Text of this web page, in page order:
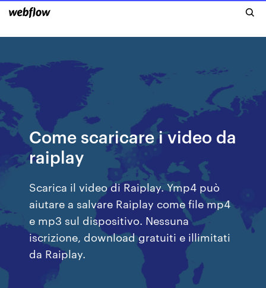
Come scaricare i video da
raiplay
Scarica il video di Raiplay. Ymp4 può
aiutare a salvare Raiplay come file mp4
e mp3 sul dispositivo. Nessuna
iscrizione, download gratuiti e illimitati
da Raiplay.